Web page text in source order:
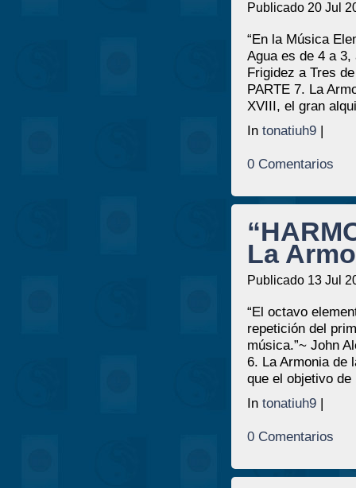
Publicado 20 Jul
“En la Música
Agua es de 4 a
Frigidez a Tres
PARTE 7. La
XVIII, el gran
In tonatiuh9|
0 Comentarios
La
Publicado 13 Jul
“El octavo
repetición del
música.”~ John
6. La Armonia de
que el objetivo
In tonatiuh9|
0 Comentarios